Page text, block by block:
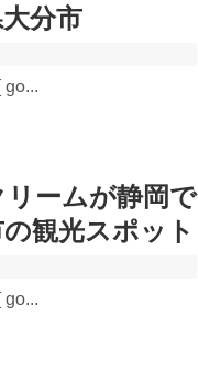
分市
go...
リームが静岡で
観光スポット
go...